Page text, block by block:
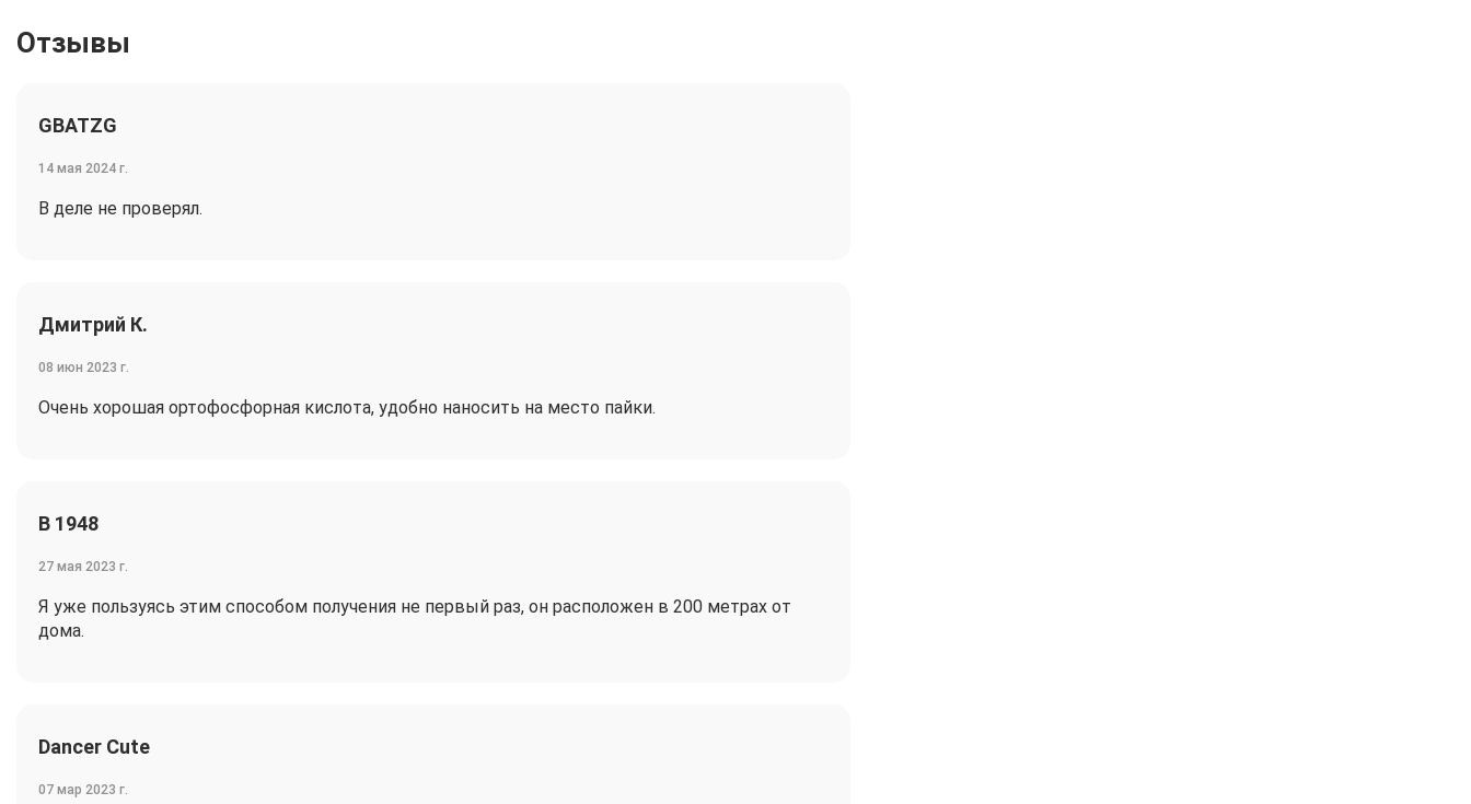
Отзывы
GBATZG
14 мая 2024 г.
В деле не проверял.
Дмитрий К.
08 июн 2023 г.
Очень хорошая ортофосфорная кислота, удобно наносить на место пайки.
В 1948
27 мая 2023 г.
Я уже пользуясь этим способом получения не первый раз, он расположен в 200 метрах от
дома.
Dancer Cute
07 мар 2023 г.